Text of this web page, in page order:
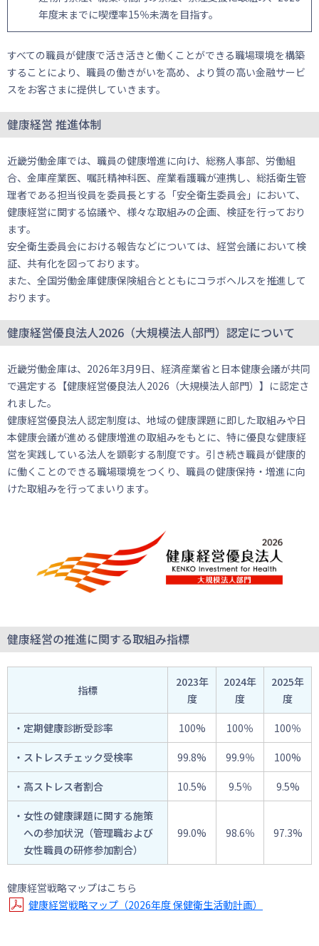
年度末までに喫煙率15％未満を目指す。
すべての職員が健康で活き活きと働くことができる職場環境を構築
することにより、職員の働きがいを高め、より質の高い金融サービ
スをお客さまに提供していきます。
健康経営 推進体制
近畿労働金庫では、職員の健康増進に向け、総務人事部、労働組
合、金庫産業医、嘱託精神科医、産業看護職が連携し、総括衛生管
理者である担当役員を委員長とする「安全衛生委員会」において、
健康経営に関する協議や、様々な取組みの企画、検証を行っており
ます。
安全衛生委員会における報告などについては、経営会議において検
証、共有化を図っております。
また、全国労働金庫健康保険組合とともにコラボヘルスを推進して
おります。
健康経営優良法人2026（大規模法人部門）認定について
近畿労働金庫は、2026年3月9日、経済産業省と日本健康会議が共同
で選定する【健康経営優良法人2026（大規模法人部門）】に認定さ
れました。
健康経営優良法人認定制度は、地域の健康課題に即した取組みや日
本健康会議が進める健康増進の取組みをもとに、特に優良な健康経
営を実践している法人を顕彰する制度です。引き続き職員が健康的
に働くことのできる職場環境をつくり、職員の健康保持・増進に向
けた取組みを行ってまいります。
健康経営の推進に関する取組み指標
指標
2023年
度
2024年
度
2025年
度
・定期健康診断受診率 100% 100％ 100％
・ストレスチェック受検率 99.8% 99.9％ 100%
・高ストレス者割合 10.5% 9.5％ 9.5%
・女性の健康課題に関する施策
への参加状況（管理職および
女性職員の研修参加割合）
99.0% 98.6％ 97.3%
健康経営戦略マップはこちら
健康経営戦略マップ（2026年度 保健衛生活動計画）